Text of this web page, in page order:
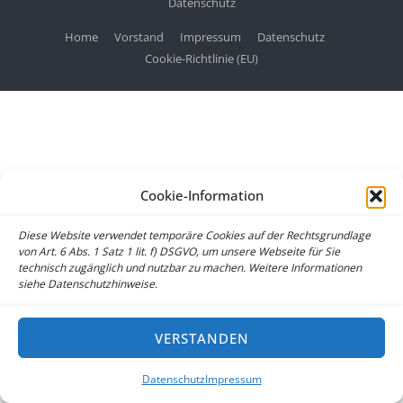
Cookie-Information
Diese Website verwendet temporäre Cookies auf der Rechtsgrundlage
von Art. 6 Abs. 1 Satz 1 lit. f) DSGVO, um unsere Webseite für Sie
technisch zugänglich und nutzbar zu machen. Weitere Informationen
siehe Datenschutzhinweise.
VERSTANDEN
DatenschutzImpressum
Home Vorstand Impressum
Datenschutz
Cookie-Richtlinie (EU)